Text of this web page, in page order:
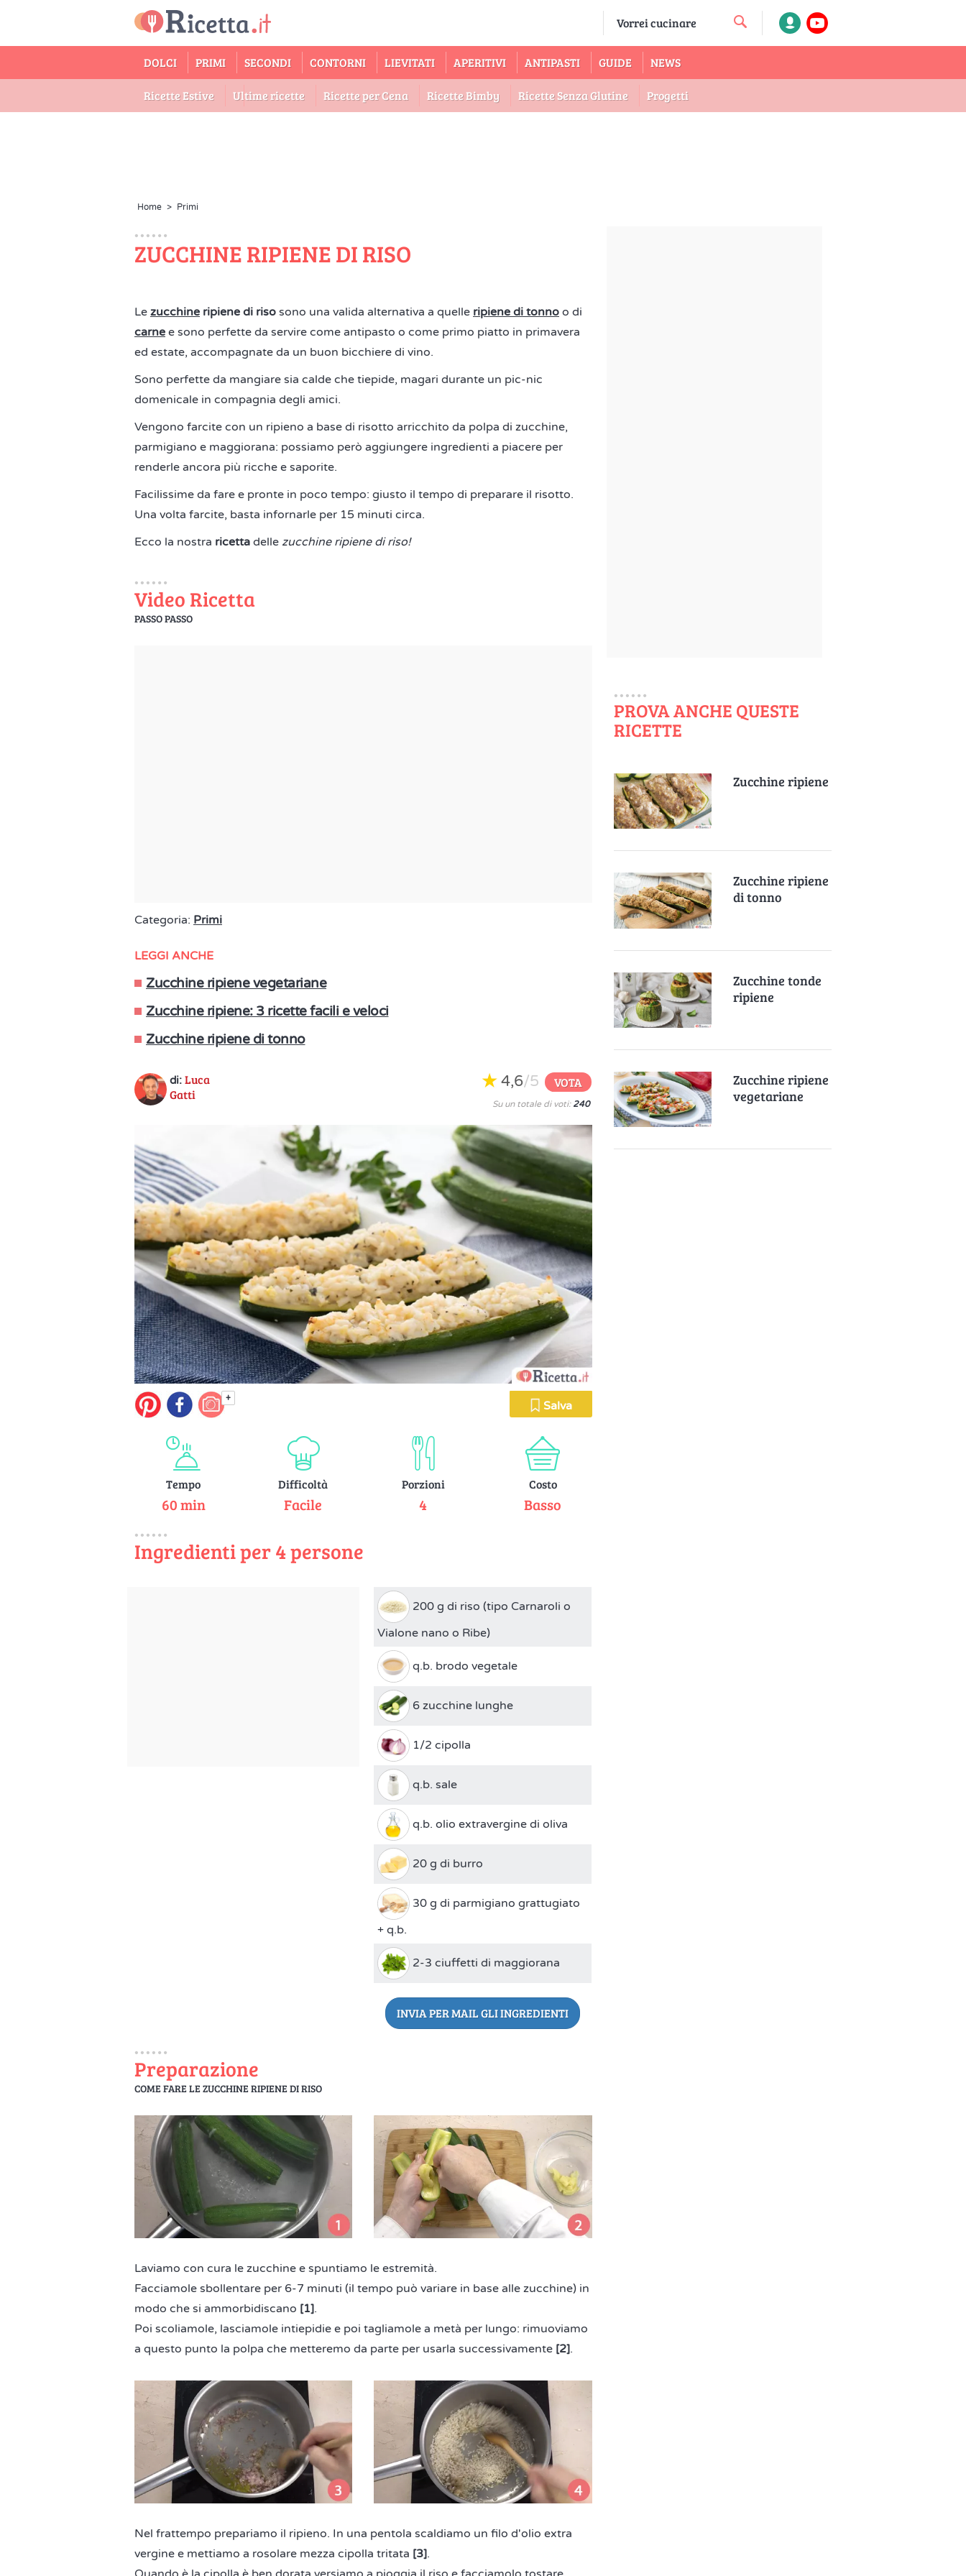
DOLCI PRIMI SECONDI CONTORNI LIEVITATI APERITIVI ANTIPASTI GUIDE NEWS
Ricette Estive Ultime ricette Ricette per Cena Ricette Bimby Ricette Senza Glutine Progetti
Home > Primi
ZUCCHINE RIPIENE DI RISO
Le zucchine ripiene di riso sono una valida alternativa a quelle ripiene di tonno o di
carne e sono perfette da servire come antipasto o come primo piatto in primavera
ed estate, accompagnate da un buon bicchiere di vino.
Sono perfette da mangiare sia calde che tiepide, magari durante un pic-nic
domenicale in compagnia degli amici.
Vengono farcite con un ripieno a base di risotto arricchito da polpa di zucchine,
parmigiano e maggiorana: possiamo però aggiungere ingredienti a piacere per
renderle ancora più ricche e saporite.
Facilissime da fare e pronte in poco tempo: giusto il tempo di preparare il risotto.
Una volta farcite, basta infornarle per 15 minuti circa.
Ecco la nostra ricetta delle zucchine ripiene di riso!
Video Ricetta
PASSO PASSO
Categoria: Primi
LEGGI ANCHE
Zucchine ripiene vegetariane
Zucchine ripiene: 3 ricette facili e veloci
Zucchine ripiene di tonno
di: Luca
Gatti
4,6/5 VOTA
Su un totale di voti: 240
+
Salva
Tempo
60 min
Difficoltà
Facile
Porzioni
4
Costo
Basso
Ingredienti per 4 persone
200 g di riso (tipo Carnaroli o
Vialone nano o Ribe)
q.b. brodo vegetale
6 zucchine lunghe
1/2 cipolla
q.b. sale
q.b. olio extravergine di oliva
20 g di burro
30 g di parmigiano grattugiato
+ q.b.
2-3 ciuffetti di maggiorana
INVIA PER MAIL GLI INGREDIENTI
Preparazione
COME FARE LE ZUCCHINE RIPIENE DI RISO
Laviamo con cura le zucchine e spuntiamo le estremità.
Facciamole sbollentare per 6-7 minuti (il tempo può variare in base alle zucchine) in
modo che si ammorbidiscano [1].
Poi scoliamole, lasciamole intiepidie e poi tagliamole a metà per lungo: rimuoviamo
a questo punto la polpa che metteremo da parte per usarla successivamente [2].
Nel frattempo prepariamo il ripieno. In una pentola scaldiamo un filo d'olio extra
vergine e mettiamo a rosolare mezza cipolla tritata [3].
PROVA ANCHE QUESTE
RICETTE
Zucchine ripiene
Zucchine ripiene
di tonno
Zucchine tonde
ripiene
Zucchine ripiene
vegetariane